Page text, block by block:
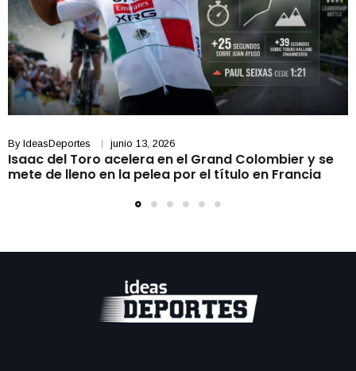
By IdeasDeportes junio 13, 2026
Isaac del Toro acelera en el Grand Colombier y se
mete de lleno en la pelea por el título en Francia